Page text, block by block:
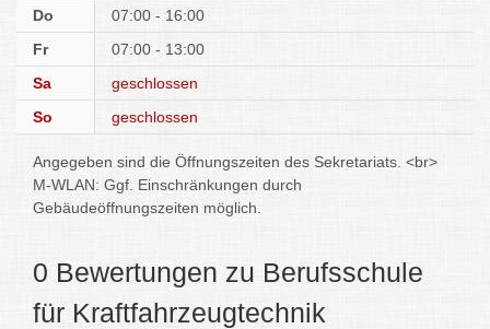
Do
07:00 - 16:00
Fr
07:00 - 13:00
Sa
geschlossen
So
geschlossen
Angegeben sind die Öffnungszeiten des Sekretariats. <br>
M-WLAN: Ggf. Einschränkungen durch
Gebäudeöffnungszeiten möglich.
0 Bewertungen zu Berufsschule
für Kraftfahrzeugtechnik